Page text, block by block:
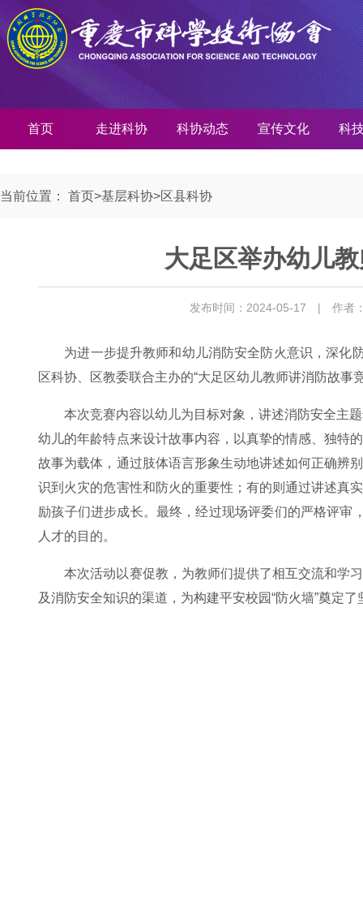
首页 走进科协 科协动态 宣传文化 科
当前位置： 首页>基层科协>区县科协
大足区举办幼儿
发布时间：2024-05-17 | 作者
为进一步提升教师和幼儿消防安全防火意识，深化
区科协、区教委联合主办的“大足区幼儿教师讲消防故事
本次竞赛内容以幼儿为目标对象，讲述消防安全主
幼儿的年龄特点来设计故事内容，以真挚的情感、独特
故事为载体，通过肢体语言形象生动地讲述如何正确辨
识到火灾的危害性和防火的重要性；有的则通过讲述真
励孩子们进步成长。最终，经过现场评委们的严格评
人才的目的。
本次活动以赛促教，为教师们提供了相互交流和学
及消防安全知识的渠道，为构建平安校园“防火墙”奠定